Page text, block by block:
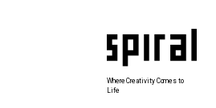
Where Creativity Comes to
Life